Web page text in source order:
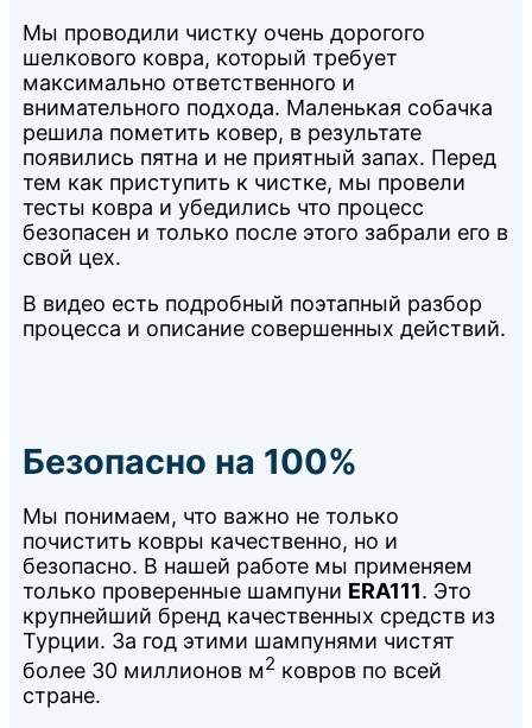
Мы проводили чистку очень дорогого
шелкового ковра, который требует
максимально ответственного и
внимательного подхода. Маленькая собачка
решила пометить ковер, в результате
появились пятна и не приятный запах. Перед
тем как приступить к чистке, мы провели
тесты ковра и убедились что процесс
безопасен и только после этого забрали его в
свой цех.
В видео есть подробный поэтапный разбор
процесса и описание совершенных действий.
Безопасно на 100%
Мы понимаем, что важно не только
почистить ковры качественно, но и
безопасно. В нашей работе мы применяем
только проверенные шампуни ERA111. Это
крупнейший бренд качественных средств из
Турции. За год этими шампунями чистят
более 30 миллионов м2 ковров по всей
стране.